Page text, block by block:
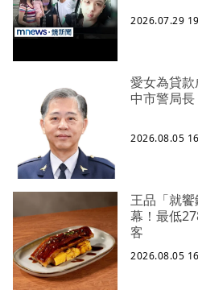
2026.07.29
愛女為貸
中市警局
2026.08.05
王品「就
幕！最低
客
2026.08.05